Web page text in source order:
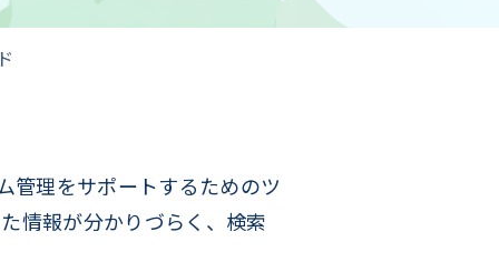
Windows10 再 起動 終わら ない
YouTubeガイド
ビデオ説明ガイド
管理をサポートするためのツ
情報が分かりづらく、検索